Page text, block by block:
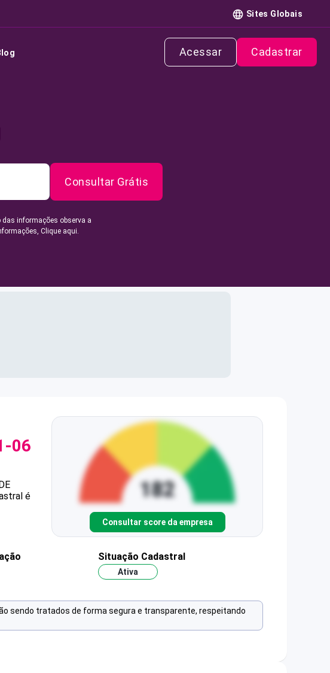
Sites Globais
Acessar Cadastrar
Consultar Grátis
informações observa a
Clique aqui.
06
é
Consultar score da empresa
Situação Cadastral
Ativa
sendo tratados de forma segura e transparente, respeitando